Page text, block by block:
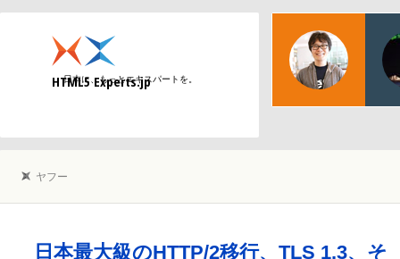
HTML5 Experts.jp
日本に、もっとエキスパートを。
物
日本
Web
ヤフー
日本最大級のHTTP/2移行、TLS 1.3、そ